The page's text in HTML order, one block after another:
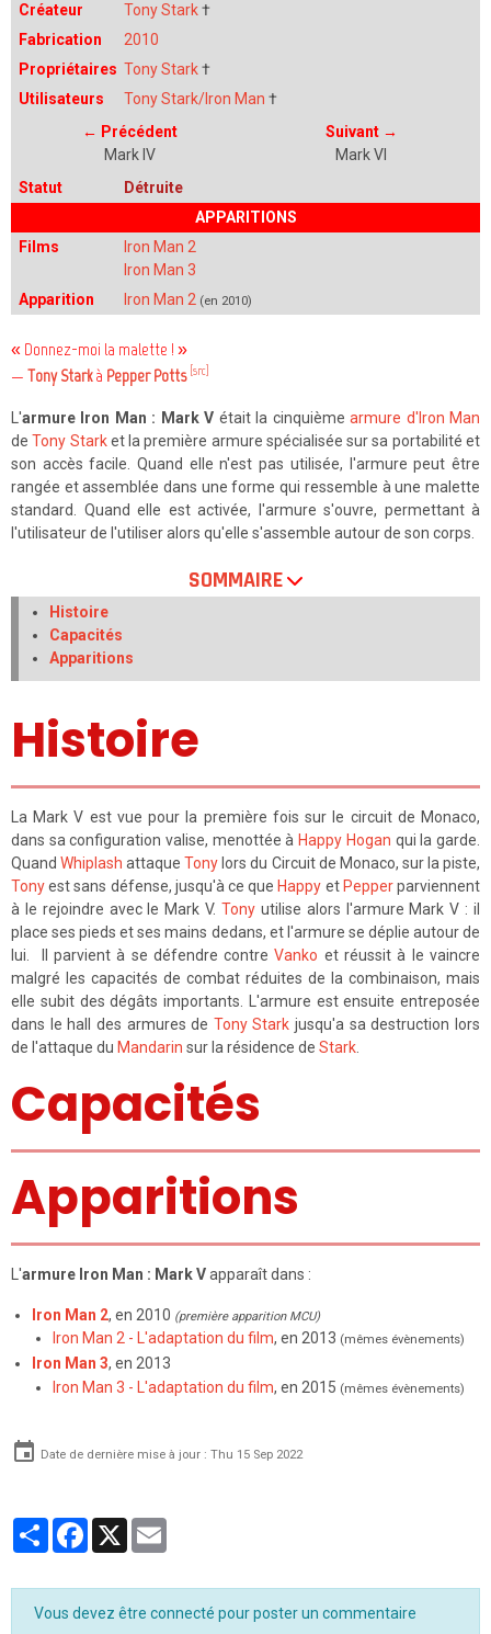
Créateur Tony Stark†
Fabrication
2010
Propriétaires Tony Stark†
Utilisateurs
Tony Stark/Iron Man †
← Précédent
Mark IV
Suivant →
Mark VI
Statut
Détruite
APPARITIONS
Films
Iron Man 2
Iron Man 3
Apparition
Iron Man 2 (en 2010)
« Donnez-moi la malette ! »
— Tony Stark à Pepper Potts [src]
L'armure Iron Man : Mark V était la cinquièmearmure d'Iron Man
deTony Starket la première armure spécialisée sur sa portabilité et
son accès facile. Quand elle n'est pas utilisée, l'armure peut être
rangée et assemblée dans une forme qui ressemble à une malette
standard. Quand elle est activée, l'armure s'ouvre, permettant à
l'utilisateur de l'utiliser alors qu'elle s'assemble autour de son corps.
SOMMAIRE
Histoire
Capacités
Apparitions
Histoire
La Mark V est vue pour la première fois sur le circuit de Monaco,
dans sa configuration valise, menottée à Happy Hogan qui la garde.
QuandWhiplash attaqueTony lors du Circuit de Monaco, sur la piste,
Tonyest sans défense, jusqu'à ce que Happy et Pepperparviennent
à le rejoindre avec le Mark V. Tony utilise alors l'armure Mark V : il
place ses pieds et ses mains dedans, et l'armure se déplie autour de
lui. Il parvient à se défendre contreVanko et réussit à le vaincre
malgré les capacités de combat réduites de la combinaison, mais
elle subit des dégâts importants. L'armure est ensuite entreposée
dans le hall des armures de Tony Stark jusqu'a sa destruction lors
de l'attaque du Mandarin sur la résidence de Stark.
Capacités
Apparitions
L'armure Iron Man : Mark Vapparaît dans :
Iron Man 2, en 2010 (première apparition MCU)
Iron Man 2 - L'adaptation du film, en 2013 (mêmes évènements)
Iron Man 3, en 2013
Iron Man 3 - L'adaptation du film, en 2015 (mêmes évènements)
Date de dernière mise à jour : Thu 15 Sep 2022
PartagerFacebook
X
Vous devez être connecté pour poster un commentaire